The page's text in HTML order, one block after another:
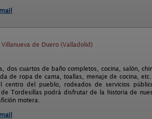
de Duero (Valladolid)
dos cuartos de baño completos, cocina, salón,
de ropa de cama, toallas, menaje de cocina,
del pueblo, rodeados de servicios
Tordesillas podrá disfrutar de la historia de
motera.